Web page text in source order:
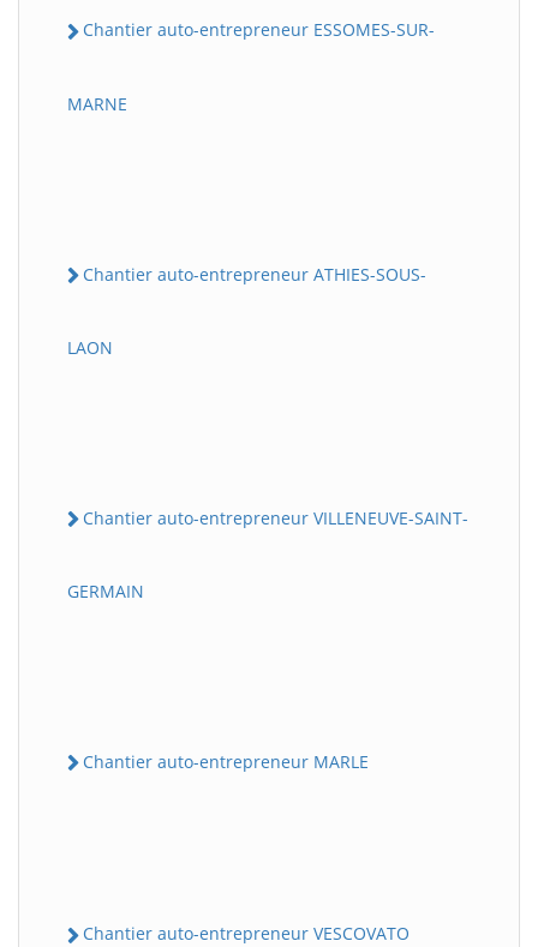
Chantier auto-entrepreneur ESSOMES-SUR-
MARNE
Chantier auto-entrepreneur ATHIES-SOUS-
LAON
Chantier auto-entrepreneur VILLENEUVE-SAINT-
GERMAIN
Chantier auto-entrepreneur MARLE
Chantier auto-entrepreneur VESCOVATO